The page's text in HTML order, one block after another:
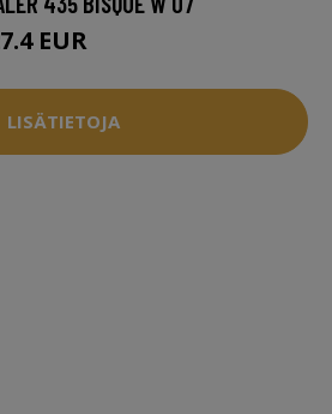
EUR
LISÄTIETOJA